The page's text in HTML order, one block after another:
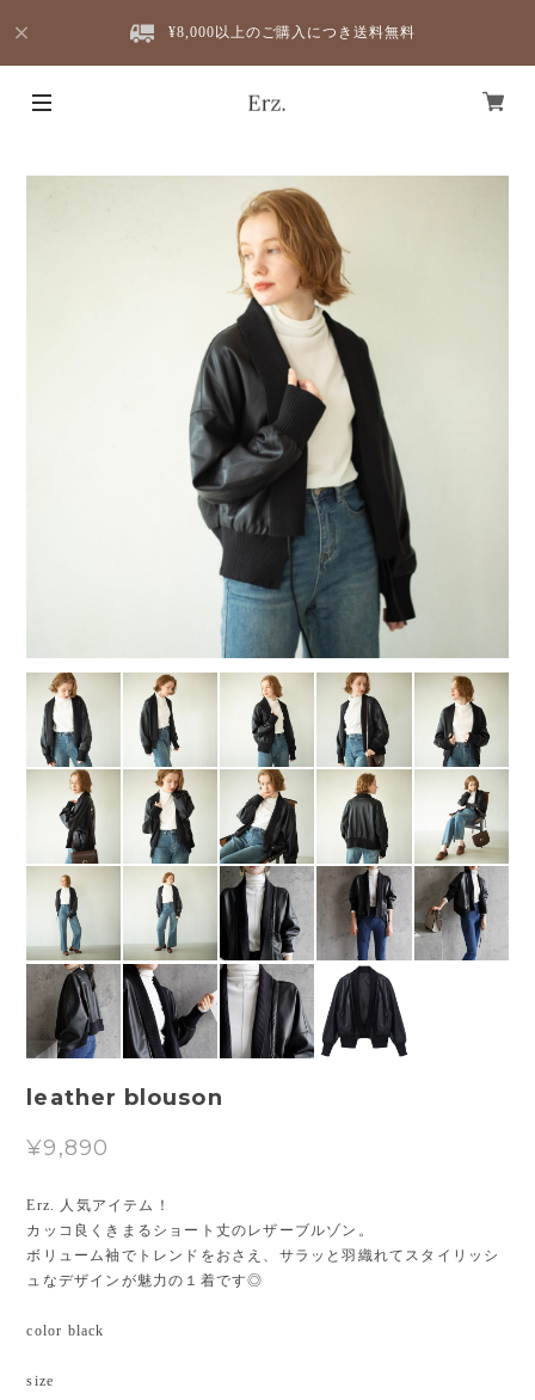
¥8,000以上のご購入につき送料無料
leather blouson
¥9,890
Erz. 人気アイテム！
カッコ良くきまるショート丈のレザーブルゾン。
ボリューム袖でトレンドをおさえ、サラッと羽織れてスタイリッシ
ュなデザインが魅力の１着です◎
color black
size